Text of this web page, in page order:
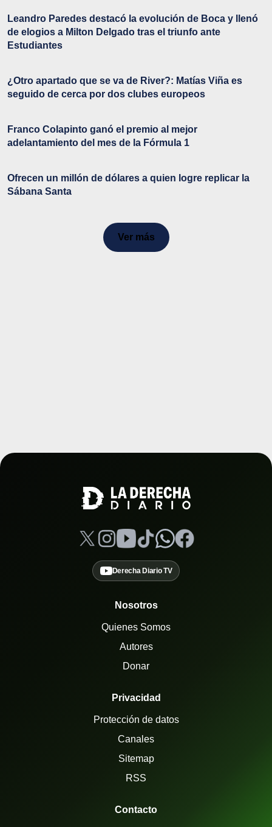
Leandro Paredes destacó la evolución de Boca y llenó
de elogios a Milton Delgado tras el triunfo ante
Estudiantes
¿Otro apartado que se va de River?: Matías Viña es
seguido de cerca por dos clubes europeos
Franco Colapinto ganó el premio al mejor
adelantamiento del mes de la Fórmula 1
Ofrecen un millón de dólares a quien logre replicar la
Sábana Santa
Ver más
Derecha Diario TV
Nosotros
Quienes Somos
Autores
Donar
Privacidad
Protección de datos
Canales
Sitemap
RSS
Contacto